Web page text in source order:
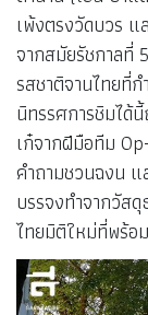
เพ้งตรงวัดบวร
จากสมัยรัชกาลที่
รสชาติจานไทยที่
นิทรรศการชิมได้
เก๋จากฝีมือทีม
คำถามชวนฉงน
บรรจงทำจากวัส
ไทยมิติใหม่ที่พร้อ